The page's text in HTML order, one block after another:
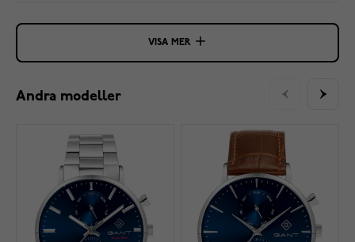
VISA MER
Andra modeller